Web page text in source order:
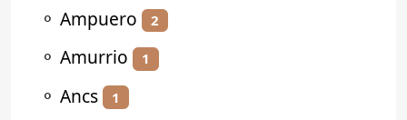
⚬ Ampuero 2
⚬ Amurrio 1
⚬ Ancs 1